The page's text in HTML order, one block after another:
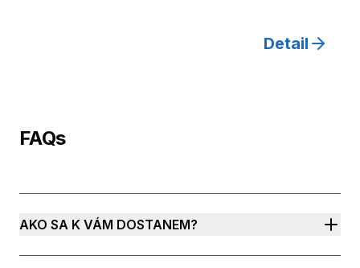
Detail
FAQs
AKO SA K VÁM DOSTANEM?